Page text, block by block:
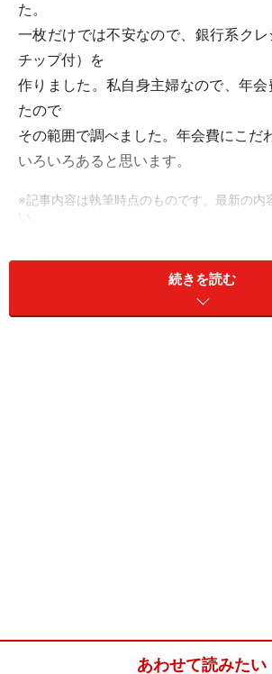
た。
一枚だけでは不安なので、銀行系ク
チップ付）を
作りました。私自身主婦なので、年
たので
その範囲で調べました。年会費にこだ
いろいろあると思います。
※記事内容は執筆時点のものです。最新の内
投資や資産運用に関する最終的なご判断は
掲載情報の正確性・完全性については十分に
が、その内容を保証するものではなく、こ
続きを読む
あわせて読みたい